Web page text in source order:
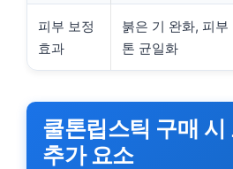
피부 보정
효과
붉은 기 완화, 피부
톤 균일화
쿨톤립스틱 구매 시
추가 요소